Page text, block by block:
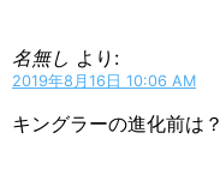
名無し より:
2019年8月16日 10:06 AM
キングラーの進化前は？